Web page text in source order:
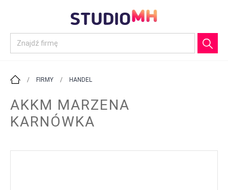
/ FIRMY / HANDEL
AKKM MARZENA
KARNÓWKA